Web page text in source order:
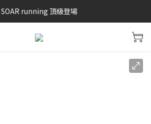
SAYSKY 26'春夏兩件85折
SOAR running 頂級登場
好友 再領100購物金 點我加入